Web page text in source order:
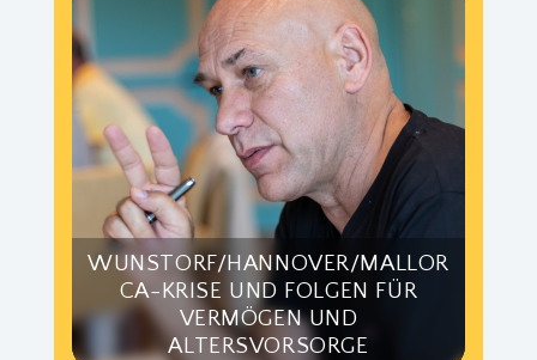
WUNSTORF/HANNOVER/MALLOR
CA-KRISE UND FOLGEN FÜR
VERMÖGEN UND
ALTERSVORSORGE